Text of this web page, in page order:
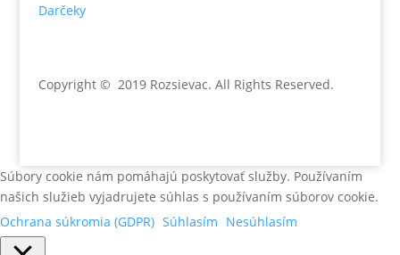
Darčeky
Copyright © 2019 Rozsievac. All Rights Reserved.
Súbory cookie nám pomáhajú poskytovať služby. Používaním
našich služieb vyjadrujete súhlas s používaním súborov cookie.
Ochrana súkromia (GDPR) Súhlasím Nesúhlasím